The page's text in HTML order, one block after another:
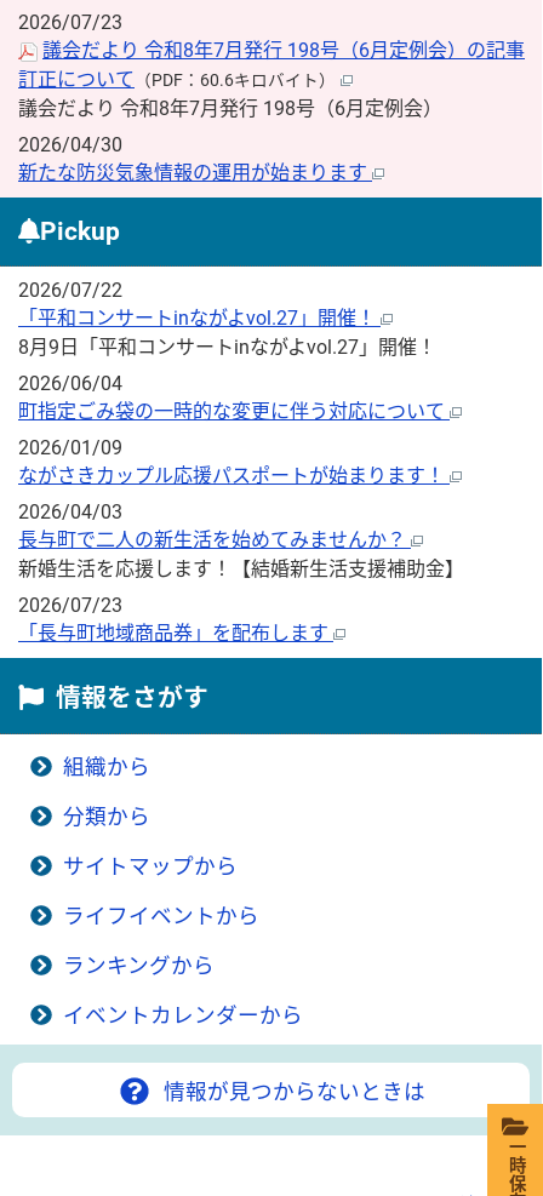
2026/07/23
議会だより 令和8年7月発行 198号（6月定例会）の記事
訂正について （PDF：60.6キロバイト）
議会だより 令和8年7月発行 198号（6月定例会）
2026/04/30
新たな防災気象情報の運用が始まります
Pickup
2026/07/22
「平和コンサートinながよvol.27」開催！
8月9日「平和コンサートinながよvol.27」開催！
2026/06/04
町指定ごみ袋の一時的な変更に伴う対応について
2026/01/09
ながさきカップル応援パスポートが始まります！
2026/04/03
長与町で二人の新生活を始めてみませんか？
新婚生活を応援します！【結婚新生活支援補助金】
2026/07/23
「長与町地域商品券」を配布します
情報をさがす
組織から
分類から
サイトマップから
ライフイベントから
ランキングから
イベントカレンダーから
情報が見つからないときは
一時保存